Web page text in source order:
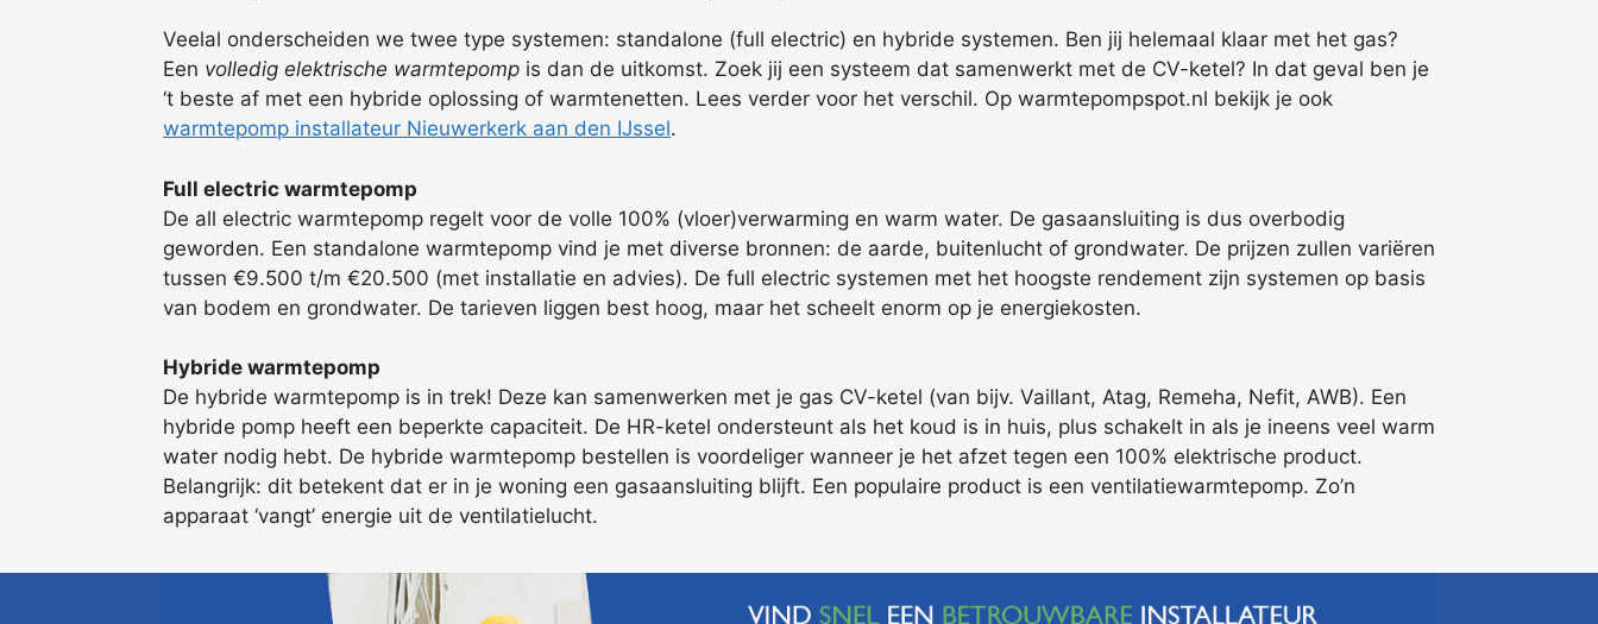
Veelal onderscheiden we twee type systemen: standalone (full electric) en hybride systemen. Ben jij helemaal klaar met het gas?
Een volledig elektrische warmtepomp is dan de uitkomst. Zoek jij een systeem dat samenwerkt met de CV-ketel? In dat geval ben je
‘t beste af met een hybride oplossing of warmtenetten. Lees verder voor het verschil. Op warmtepompspot.nl bekijk je ook
warmtepomp installateur Nieuwerkerk aan den IJssel.
Full electric warmtepomp
De all electric warmtepomp regelt voor de volle 100% (vloer)verwarming en warm water. De gasaansluiting is dus overbodig
geworden. Een standalone warmtepomp vind je met diverse bronnen: de aarde, buitenlucht of grondwater. De prijzen zullen variëren
tussen €9.500 t/m €20.500 (met installatie en advies). De full electric systemen met het hoogste rendement zijn systemen op basis
van bodem en grondwater. De tarieven liggen best hoog, maar het scheelt enorm op je energiekosten.
Hybride warmtepomp
De hybride warmtepomp is in trek! Deze kan samenwerken met je gas CV-ketel (van bijv. Vaillant, Atag, Remeha, Nefit, AWB). Een
hybride pomp heeft een beperkte capaciteit. De HR-ketel ondersteunt als het koud is in huis, plus schakelt in als je ineens veel warm
water nodig hebt. De hybride warmtepomp bestellen is voordeliger wanneer je het afzet tegen een 100% elektrische product.
Belangrijk: dit betekent dat er in je woning een gasaansluiting blijft. Een populaire product is een ventilatiewarmtepomp. Zo’n
apparaat ‘vangt’ energie uit de ventilatielucht.